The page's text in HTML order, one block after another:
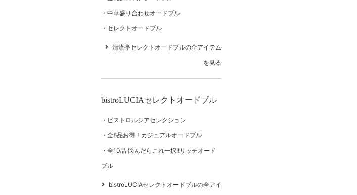
中華盛り合わせオードブル
セレクトオードブル
清流亭セレクトオードブルの全アイテム
を見る
bistroLUCIAセレクトオードブル
ビストロルシアセレクション
全8品お得！カジュアルオードブル
全10品 悩んだらこれ一択!!リッチオード
ブル
bistroLUCIAセレクトオードブルの全アイ